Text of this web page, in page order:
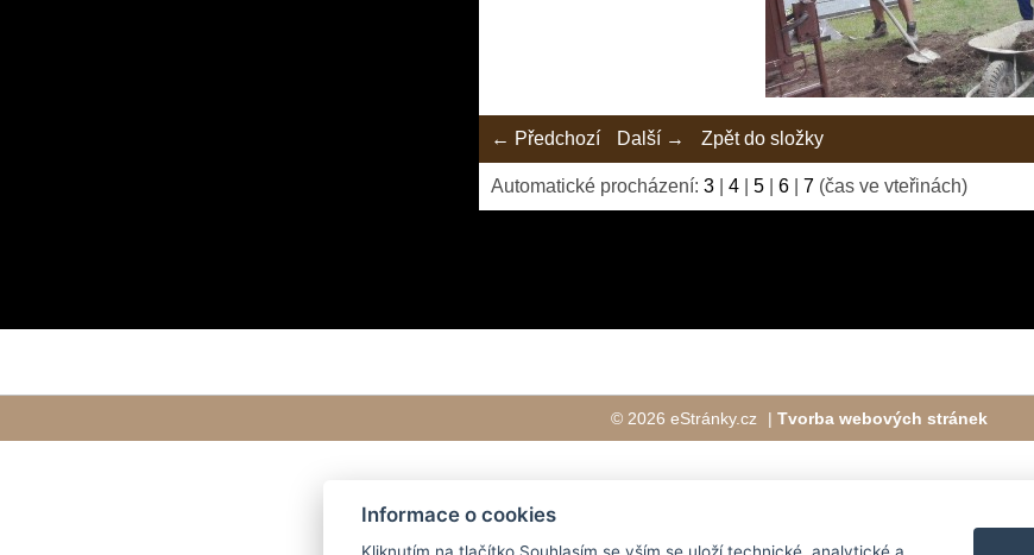
← Předchozí Další → Zpět do složky
Automatické procházení:3 |4 |5 |6 |7 (čas ve vteřinách)
© 2026 eStránky.cz | Tvorba webových stránek
Informace o cookies